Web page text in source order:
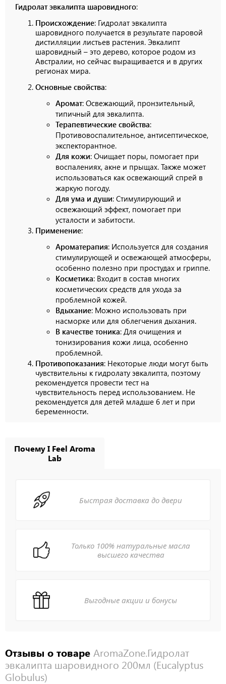
Гидролат эвкалипта шаровидного:
Происхождение: Гидролат эвкалипта
шаровидного получается в результате паровой
дистилляции листьев растения. Эвкалипт
шаровидный – это дерево, которое родом из
Австралии, но сейчас выращивается и в других
регионах мира.
Основные свойства:
Аромат: Освежающий, пронзительный,
типичный для эвкалипта.
Терапевтические свойства:
Противовоспалительное, антисептическое,
экспекторантное.
Для кожи: Очищает поры, помогает при
воспалениях, акне и прыщах. Также может
использоваться как освежающий спрей в
жаркую погоду.
Для ума и души: Стимулирующий и
освежающий эффект, помогает при
усталости и забитости.
Применение:
Ароматерапия: Используется для создания
стимулирующей и освежающей атмосферы,
особенно полезно при простудах и гриппе.
Косметика: Входит в состав многих
косметических средств для ухода за
проблемной кожей.
Вдыхание: Можно использовать при
насморке или для облегчения дыхания.
В качестве тоника: Для очищения и
тонизирования кожи лица, особенно
проблемной.
Противопоказания: Некоторые люди могут быть
чувствительны к гидролату эвкалипта, поэтому
рекомендуется провести тест на
чувствительность перед использованием. Не
рекомендуется для детей младше 6 лет и при
беременности.
Почему I Feel Aroma
Lab
Быстрая доставка до двери
Только 100% натуральные масла
высшего качества
Выгодные акции и бонусы
Отзывы о товаре AromaZone.Гидролат
эвкалипта шаровидного 200мл (Eucalyptus
Globulus)